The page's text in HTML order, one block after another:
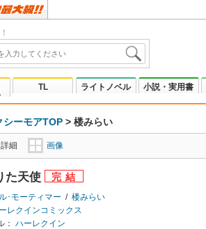
TL ライトノベル 小説・実用書
シーモアTOP > 楼みらい
詳細 画像
た天使
･モーティマー / 楼みらい
レクインコミックス
： ハーレクイン